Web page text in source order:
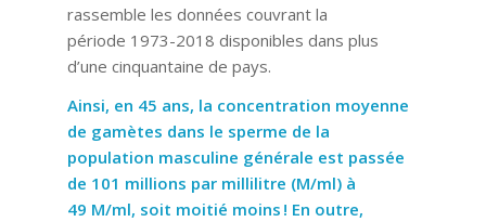
rassemble les données couvrant la
période 1973-2018 disponibles dans plus
d’une cinquantaine de pays.
Ainsi, en 45 ans, la concentration moyenne
de gamètes dans le sperme de la
population masculine générale est passée
de 101 millions par millilitre (M/ml) à
49 M/ml, soit moitié moins ! En outre,